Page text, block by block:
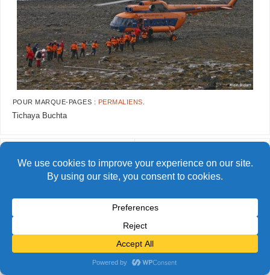
POUR MARQUE-PAGES : PERMALIENS
Tichaya Buchta
© Alain Bidart (2026) - Tous droits réservés
FIÈREMENT PROPULSÉ PARPARABOLA